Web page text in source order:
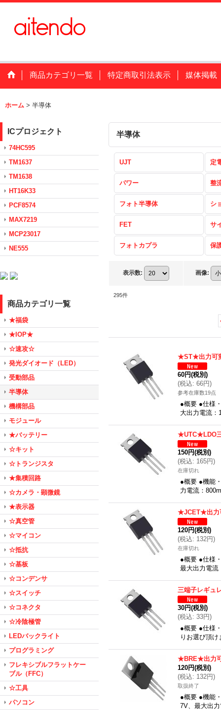
商品カテゴリ一覧 特定商取引法表示 媒体掲載
ホーム > 半導体
ICプロジェクト
74HC595
TM1637
TM1638
HT16K33
PCF8574
MAX7219
MCP23017
NE555
商品カテゴリ一覧
★福袋
★IOP★
☆速攻☆
発光ダイオード（LED）
受動部品
半導体
機構部品
モジュール
★バッテリー
☆キット
☆トランジスタ
★集積回路
☆カメラ・顕微鏡
★表示器
☆真空管
☆マイコン
☆抵抗
☆基板
☆コンデンサ
☆スイッチ
☆コネクタ
☆冷陰極管
LEDバックライト
プログラミング
フレキシブルフラットケー
ブル（FFC）
☆工具
パソコン
半導体
UJT 定
パワー 整
フォト半導体 シ
FET サ
フォトカプラ 保
表示数: 画像:
295件
★ST★出力可
60円(税別)
(税込: 66円)
参考在庫数19点
●概要 ●仕様
大出力電流：
★UTC★LDO
150円(税別)
(税込: 165円)
在庫切れ
●概要 ●機能
力電流：
★JCET★出力
120円(税別)
(税込: 132円)
在庫切れ
●概要 ●仕様
最大出力電流
三端子レギュ
30円(税別)
(税込: 33円)
●概要 ●仕様
りお選び頂
★BRE★出力
120円(税別)
(税込: 132円)
取扱終了
●概要 ●機能
7V、最大出